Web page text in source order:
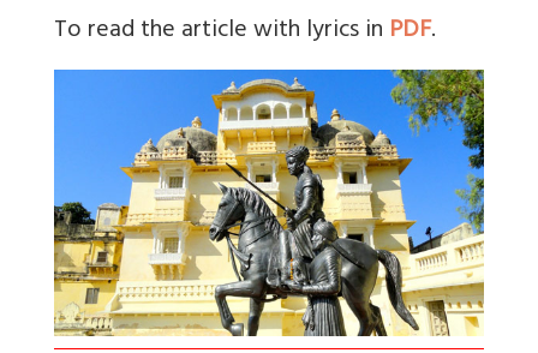
To read the article with lyrics in PDF.